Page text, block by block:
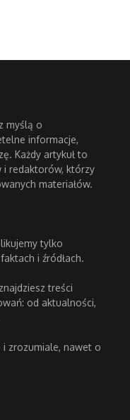
myślą o
informacje,
Każdy artykuł to
i redaktorów, którzy
materiałów.
tylko
i źródłach.
treści
od aktualności,
i zrozumiale, nawet o